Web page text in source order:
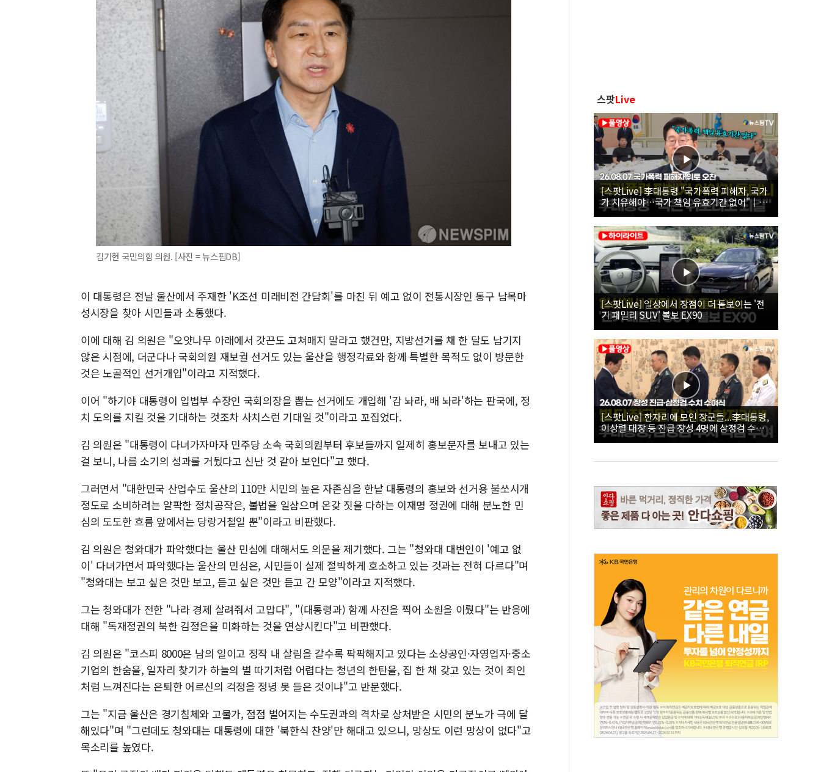
김기현 국민의힘 의원. [사진 = 뉴스핌DB]
이 대통령은 전날 울산에서 주재한 'K조선 미래비전 간담회'를 마친 뒤 예고 없이 전통시장인 동구 남목마
성시장을 찾아 시민들과 소통했다.
이에 대해 김 의원은 "오얏나무 아래에서 갓끈도 고쳐매지 말라고 했건만, 지방선거를 채 한 달도 남기지
않은 시점에, 더군다나 국회의원 재보궐 선거도 있는 울산을 행정각료와 함께 특별한 목적도 없이 방문한
것은 노골적인 선거개입"이라고 지적했다.
이어 "하기야 대통령이 입법부 수장인 국회의장을 뽑는 선거에도 개입해 '감 놔라, 배 놔라'하는 판국에, 정
치 도의를 지킬 것을 기대하는 것조차 사치스런 기대일 것"이라고 꼬집었다.
김 의원은 "대통령이 다녀가자마자 민주당 소속 국회의원부터 후보들까지 일제히 홍보문자를 보내고 있는
걸 보니, 나름 소기의 성과를 거뒀다고 신난 것 같아 보인다"고 했다.
그러면서 "대한민국 산업수도 울산의 110만 시민의 높은 자존심을 한낱 대통령의 홍보와 선거용 불쏘시개
정도로 소비하려는 얄팍한 정치공작은, 불법을 일삼으며 온갖 짓을 다하는 이재명 정권에 대해 분노한 민
심의 도도한 흐름 앞에서는 당랑거철일 뿐"이라고 비판했다.
김 의원은 청와대가 파악했다는 울산 민심에 대해서도 의문을 제기했다. 그는 "청와대 대변인이 '예고 없
이' 다녀가면서 파악했다는 울산의 민심은, 시민들이 실제 절박하게 호소하고 있는 것과는 전혀 다르다"며
"청와대는 보고 싶은 것만 보고, 듣고 싶은 것만 듣고 간 모양"이라고 지적했다.
그는 청와대가 전한 "나라 경제 살려줘서 고맙다", "(대통령과) 함께 사진을 찍어 소원을 이뤘다"는 반응에
대해 "독재정권의 북한 김정은을 미화하는 것을 연상시킨다"고 비판했다.
김 의원은 "코스피 8000은 남의 일이고 정작 내 살림을 갈수록 팍팍해지고 있다는 소상공인·자영업자·중소
기업의 한숨을, 일자리 찾기가 하늘의 별 따기처럼 어렵다는 청년의 한탄을, 집 한 채 갖고 있는 것이 죄인
처럼 느껴진다는 은퇴한 어르신의 걱정을 정녕 못 들은 것이냐"고 반문했다.
그는 "지금 울산은 경기침체와 고물가, 점점 벌어지는 수도권과의 격차로 상처받은 시민의 분노가 극에 달
해있다"며 "그런데도 청와대는 대통령에 대한 '북한식 찬양'만 해대고 있으니, 망상도 이런 망상이 없다"고
목소리를 높였다.
스팟Live
[스팟Live] 李대통령 "국가폭력 피해자, 국가
가 치유해야…국가 책임 유효기간 없어"｜
26.08.07 국가폭력 피해자 위로 오찬
[스팟Live] 일상에서 장점이 더 돋보이는 '전
기 패밀리 SUV' 볼보 EX90
[스팟Live] 한자리에 모인 장군들...李대통령,
이상렬 대장 등 진급 장성 4명에 삼정검 수치
직접 수여｜26.08.07 장성 진급·삼정검 수치